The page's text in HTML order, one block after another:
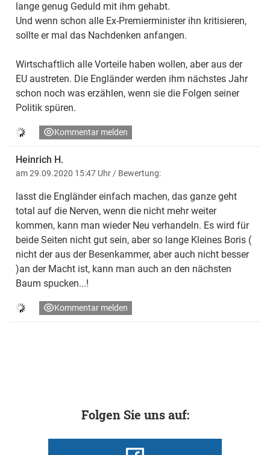
lange genug Geduld mit ihm gehabt.
Und wenn schon alle Ex-Premierminister ihn kritisieren,
sollte er mal das Nachdenken anfangen.
Wirtschaftlich alle Vorteile haben wollen, aber aus der
EU austreten. Die Engländer werden ihm nächstes Jahr
schon noch was erzählen, wenn sie die Folgen seiner
Politik spüren.
Kommentar melden
Heinrich H.
am 29.09.2020 15:47 Uhr / Bewertung:
lasst die Engländer einfach machen, das ganze geht
total auf die Nerven, wenn die nicht mehr weiter
kommen, kann man wieder Neu verhandeln. Es wird für
beide Seiten nicht gut sein, aber so lange Kleines Boris (
nicht der aus der Besenkammer, aber auch nicht besser
)an der Macht ist, kann man auch an den nächsten
Baum spucken...!
Kommentar melden
Folgen Sie uns auf: